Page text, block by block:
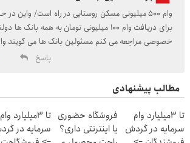
وام ۵۰۰ میلیونی مسکن روستایی در راه است/ واین
برای دریافت وام ۱۰۰ میلیونی تومان به همه
خصوصی مراجعه می کنم مسئولین بانک ها می گویند
پاسخ
مطالب پیشنهادی
تا 3میلیارد وام
سرمایه در گردش
فروشگاه حضوری
یا اینترنتی داری؟
تا 3میلیارد وام
سرمایه در